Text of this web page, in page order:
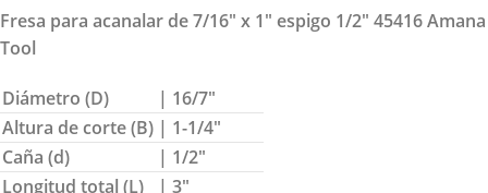
Fresa para acanalar de 7/16″ x 1″ espigo 1/2″ 45416 Amana
Tool
Diámetro (D)
| 16/7″
Altura de corte (B) | 1-1/4″
Caña (d)
| 1/2″
Longitud total (L)
| 3″